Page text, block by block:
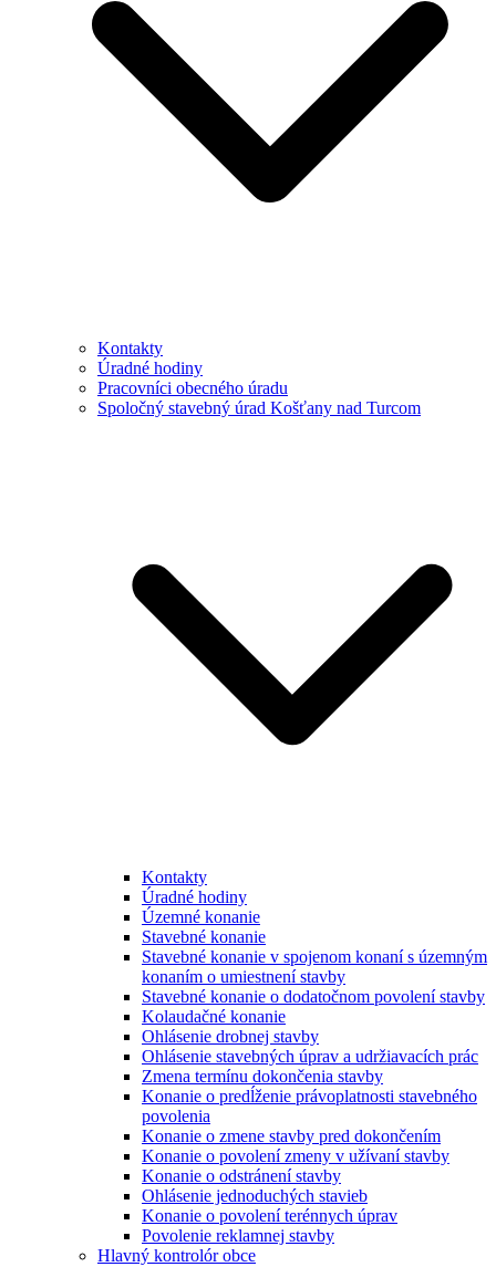
Kontakty
Úradné hodiny
Pracovníci obecného úradu
Spoločný stavebný úrad Košťany nad Turcom
Kontakty
Úradné hodiny
Územné konanie
Stavebné konanie
Stavebné konanie v spojenom konaní s územným
konaním o umiestnení stavby
Stavebné konanie o dodatočnom povolení stavby
Kolaudačné konanie
Ohlásenie drobnej stavby
Ohlásenie stavebných úprav a udržiavacích prác
Zmena termínu dokončenia stavby
Konanie o predĺženie právoplatnosti stavebného
povolenia
Konanie o zmene stavby pred dokončením
Konanie o povolení zmeny v užívaní stavby
Konanie o odstránení stavby
Ohlásenie jednoduchých stavieb
Konanie o povolení terénnych úprav
Povolenie reklamnej stavby
Hlavný kontrolór obce